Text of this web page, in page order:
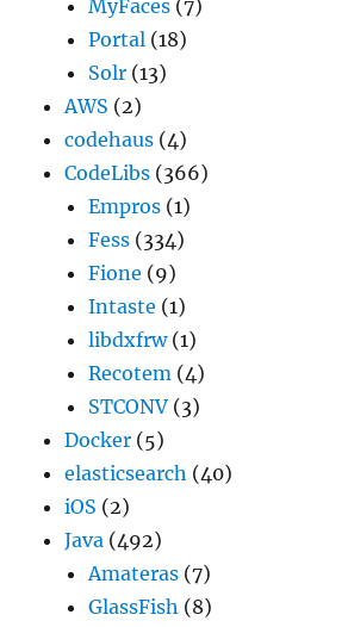
MyFaces (7)
Portal (18)
Solr (13)
AWS (2)
codehaus (4)
CodeLibs (366)
Empros (1)
Fess (334)
Fione (9)
Intaste (1)
libdxfrw(1)
Recotem (4)
STCONV (3)
Docker (5)
elasticsearch (40)
iOS (2)
Java (492)
Amateras (7)
GlassFish (8)